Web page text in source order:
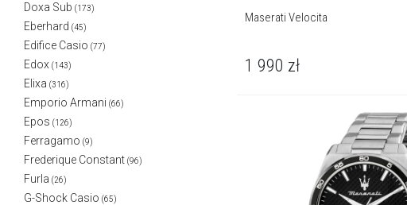
Doxa Sub (173)
Eberhard (45)
Edifice Casio (77)
Edox (143)
Elixa (316)
Emporio Armani (66)
Epos (126)
Ferragamo (9)
Frederique Constant (96)
Furla (26)
G-Shock Casio (65)
Maserati Velocita
1 990 zł